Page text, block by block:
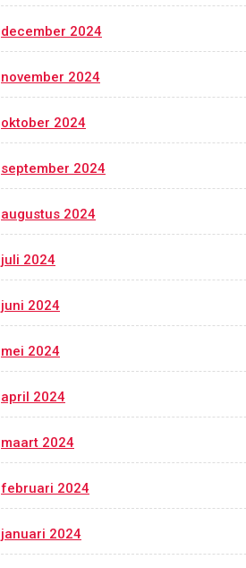
december 2024
november 2024
oktober 2024
september 2024
augustus 2024
juli 2024
juni 2024
mei 2024
april 2024
maart 2024
februari 2024
januari 2024